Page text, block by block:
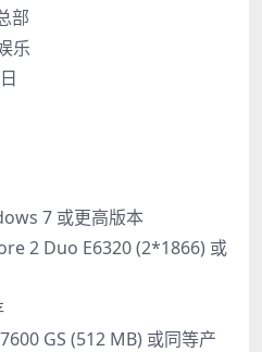
部
乐
7 或更高版本
2 Duo E6320 (2*1866) 或
GS (512 MB) 或同等产